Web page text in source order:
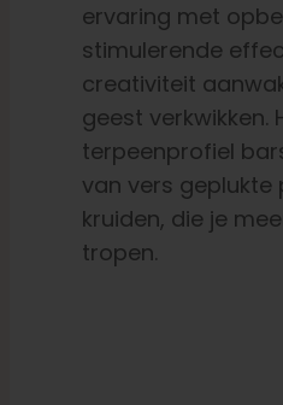
ervaring met
stimulerende
creativiteit
geest verkwikken.
terpeenprofiel
van vers geplukte
kruiden, die je
tropen.